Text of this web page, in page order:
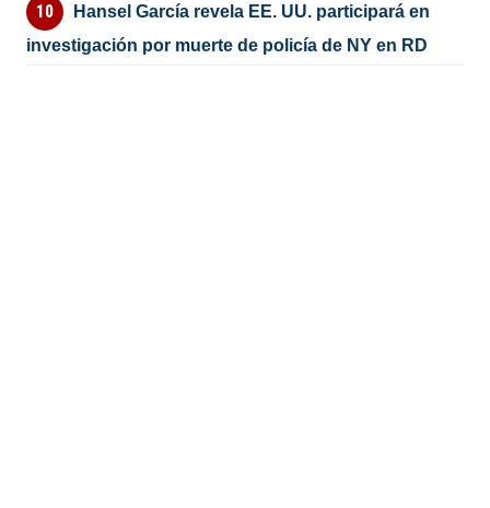
Hansel García revela EE. UU. participará en
investigación por muerte de policía de NY en RD